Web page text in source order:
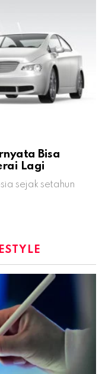
Bisa
Lagi
sejak setahun